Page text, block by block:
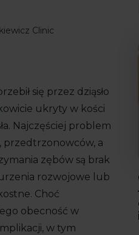
Clinic
się przez dziąsło
ukryty w kości
Najczęściej problem
przedtrzonowców, a
zębów są brak
rozwojowe lub
Choć
obecność w
w tym